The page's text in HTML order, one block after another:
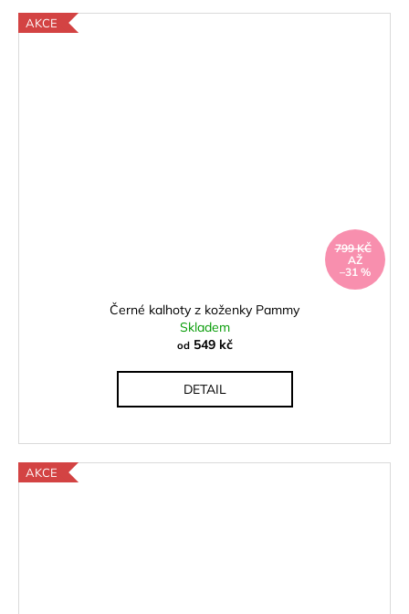
AKCE
799 KČ
AŽ
–31 %
Černé kalhoty z koženky Pammy
Skladem
od549 kč
DETAIL
AKCE